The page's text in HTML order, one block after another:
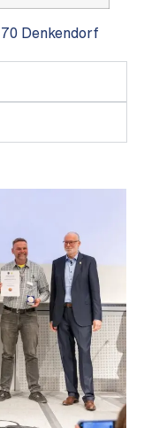
Denkendorf